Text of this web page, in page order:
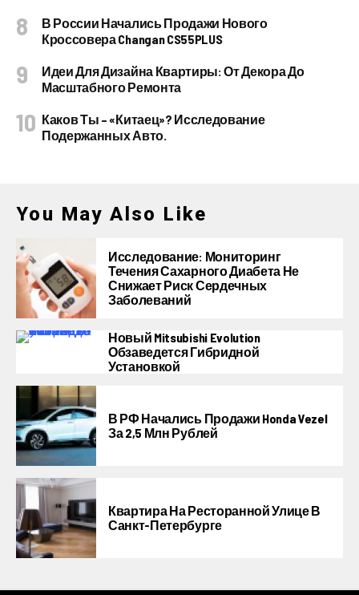
В России Начались Продажи Нового
Кроссовера Changan CS55PLUS
Идеи Для Дизайна Квартиры: От Декора До
Масштабного Ремонта
Каков Ты – «китаец»? Исследование
Подержанных Авто.
You May Also Like
Исследование: Мониторинг
Течения Сахарного Диабета Не
Снижает Риск Сердечных
Заболеваний
Новый Mitsubishi Evolution
Обзаведется Гибридной
Установкой
В РФ Начались Продажи Honda Vezel
За 2,5 Млн Рублей
Квартира На Ресторанной Улице В
Санкт-Петербурге